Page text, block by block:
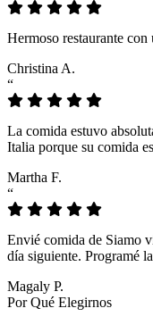
Hermoso restaurante
Christina A.
“
La comida estuvo
Italia porque su comida
Martha F.
“
Envié comida de Siamo
día siguiente. Programé
Magaly P.
Por Qué Elegirnos